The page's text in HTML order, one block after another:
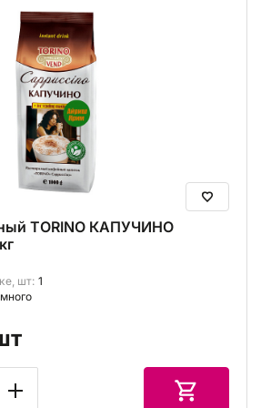
TORINO КАПУЧИНО
шт: 1
много